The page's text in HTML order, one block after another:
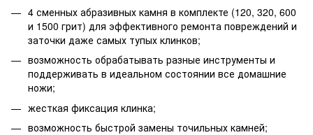
4 сменных абразивных камня в комплекте (120, 320, 600
и 1500 грит) для эффективного ремонта повреждений и
заточки даже самых тупых клинков;
возможность обрабатывать разные инструменты и
поддерживать в идеальном состоянии все домашние
ножи;
жесткая фиксация клинка;
возможность быстрой замены точильных камней;